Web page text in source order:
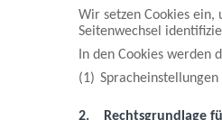
Wir setzen Cookies
Seitenwechsel
In den Cookies
(1) Spracheinstellungen
2.
Rechtsgrundlage